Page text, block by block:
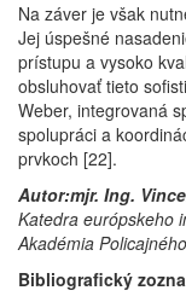
Na záver je však
Jej úspešné
prístupu a vysoko
obsluhovať tieto
Weber, integrovaná
spolupráci a
prvkoch [22].
Autor:mjr. Ing.
Katedra európskeho
Akadémia
Bibliografický